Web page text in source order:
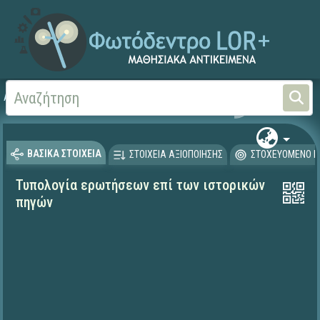
Αρχική Θεματικές
ΒΑΣΙΚΑ ΣΤΟΙΧΕΙΑ ΣΤΟΙΧΕΙΑ ΑΞΙΟΠΟΙΗΣΗΣ ΣΤΟΧΕΥΟΜΕΝΟ
Τυπολογία ερωτήσεων επί των ιστορικών
πηγών